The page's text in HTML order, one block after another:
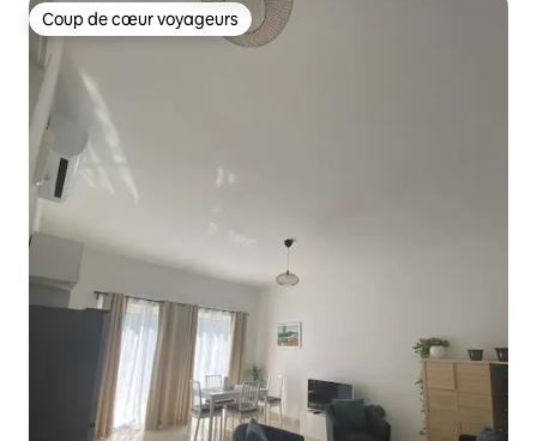
Coup de cœur voyageurs
Coup de cœur voyageurs